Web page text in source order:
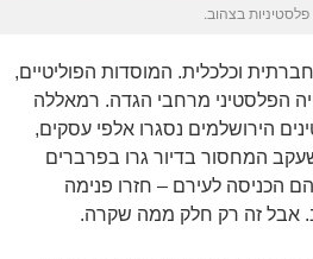
בצהוב.
וכלכלית. המוסדות הפוליטיים,
הפלסטיני מרחבי הגדה. רמאללה
הירושלמים נסגרו אלפי עסקים,
כחולות שעקב המחסור בדיור גרו בפרברים
הכניסה לעירם – חזרו פנימה
אבל זה רק חלק ממה שקרה.